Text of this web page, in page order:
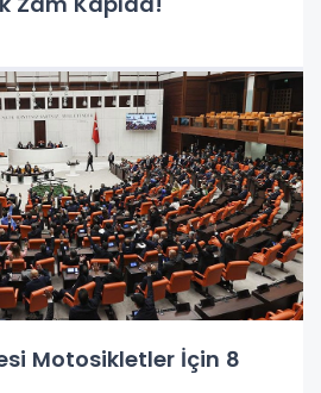
Motosikletler İçin 8